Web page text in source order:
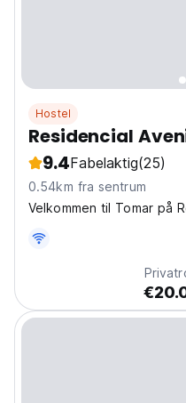
Hostel
Residencial
9.4Fabelaktig(25)
0.54km fra sentrum
Velkommen til Tomar på